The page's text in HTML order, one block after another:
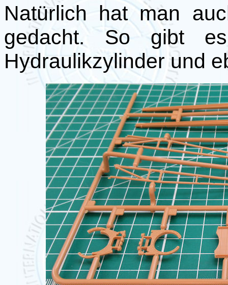
Natürlich hat man
gedacht. So gibt
Hydraulikzylinder und